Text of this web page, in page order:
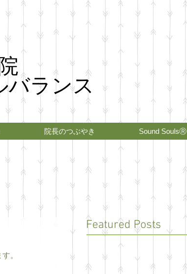
バランス
院長のつぶやき Sound SoulsⓇ
。
Featured Posts